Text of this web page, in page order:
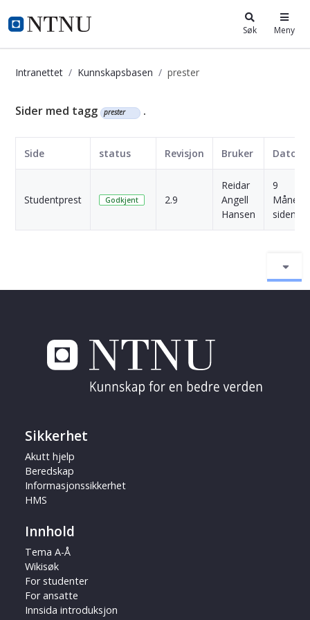
i.ntnu.no Søk Meny
Intranettet Kunnskapsbasen prester
Kunnskapsbasen
Sider med tagg prester .
Side status Revisjon Bruker Dato
Studentprest Godkjent 2.9
Reidar
Angell
Hansen
9
siden
Sikkerhet
Akutt hjelp
Beredskap
Informasjonssikkerhet
HMS
Innhold
Tema A-Å
Wikisøk
For studenter
For ansatte
Innsida introduksjon